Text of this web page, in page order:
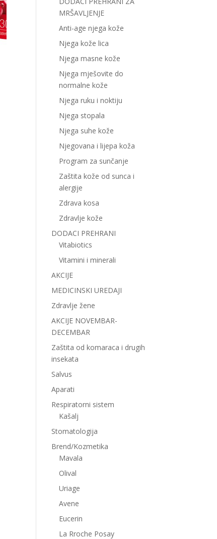
MRŠAVLJENJE
Anti-age njega kože
Njega kože lica
Njega masne kože
Njega mješovite do
normalne kože
Njega ruku i noktiju
Njega stopala
Njega suhe kože
Njegovana i lijepa koža
Program za sunčanje
Zaštita kože od sunca i
alergije
Zdrava kosa
Zdravlje kože
DODACI PREHRANI
Vitabiotics
Vitamini i minerali
AKCIJE
MEDICINSKI UREDAJI
Zdravlje žene
AKCIJE NOVEMBAR-
DECEMBAR
Zaštita od komaraca i drugih
insekata
Salvus
Aparati
Respiratorni sistem
Kašalj
Stomatologija
Brend/Kozmetika
Mavala
Olival
Uriage
Avene
Eucerin
La Rroche Posay